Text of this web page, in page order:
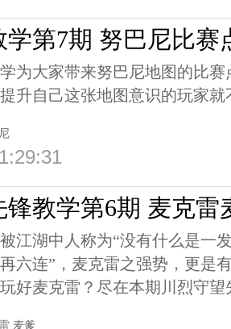
学第7期 努巴尼比赛
为大家带来努巴尼地图的比
升自己这张地图意识的玩家
锋教学第6期 麦克雷
江湖中人称为“没有什么是一
六连”，麦克雷之强势，更是
好麦克雷？尽在本期川烈守望
麦爹